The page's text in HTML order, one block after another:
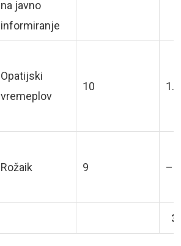
na javno
informiranje
Opatijski
vremeplov
10
Rožaik 9 –